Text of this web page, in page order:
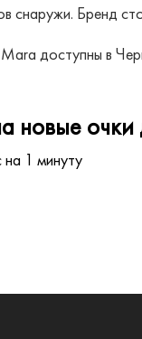
снаружи. Бренд
доступны в
новые
1 минуту